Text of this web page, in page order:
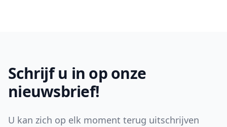
Schrijf u in op onze
nieuwsbrief!
U kan zich op elk moment terug uitschrijven